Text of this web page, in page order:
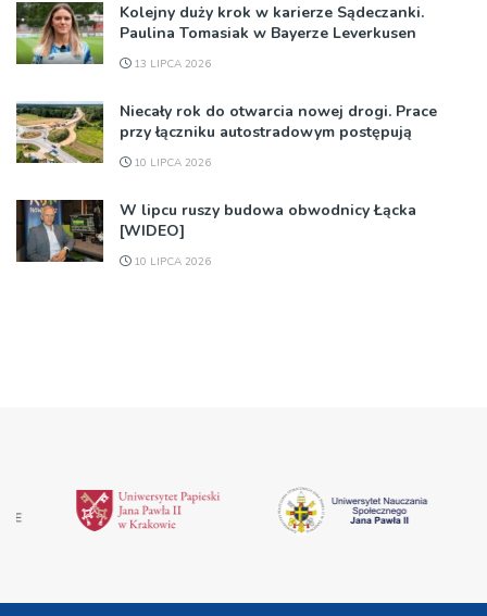
Kolejny duży krok w karierze Sądeczanki.
Paulina Tomasiak w Bayerze Leverkusen
13 LIPCA 2026
Niecały rok do otwarcia nowej drogi. Prace
przy łączniku autostradowym postępują
10 LIPCA 2026
W lipcu ruszy budowa obwodnicy Łącka
[WIDEO]
10 LIPCA 2026